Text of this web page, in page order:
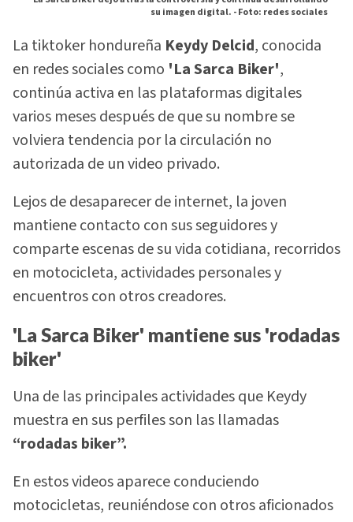
su imagen digital. -Foto: redes sociales
La tiktoker hondureña Keydy Delcid, conocida
en redes sociales como 'La Sarca Biker',
continúa activa en las plataformas digitales
varios meses después de que su nombre se
volviera tendencia por la circulación no
autorizada de un video privado.
Lejos de desaparecer de internet, la joven
mantiene contacto con sus seguidores y
comparte escenas de su vida cotidiana, recorridos
en motocicleta, actividades personales y
encuentros con otros creadores.
'La Sarca Biker' mantiene sus 'rodadas
biker'
Una de las principales actividades que Keydy
muestra en sus perfiles son las llamadas
“rodadas biker”.
En estos videos aparece conduciendo
motocicletas, reuniéndose con otros aficionados